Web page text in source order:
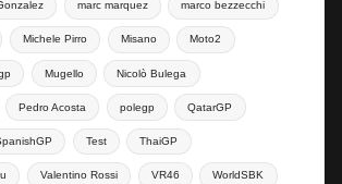
marc marquez marco bezzecchi
Michele Pirro Misano Moto2
Mugello Nicolò Bulega
Pedro Acosta polegp QatarGP
Test ThaiGP
Valentino Rossi VR46 WorldSBK